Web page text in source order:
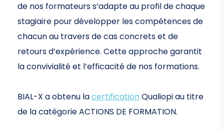
de nos formateurs s’adapte au profil de chaque
stagiaire pour développer les compétences de
chacun au travers de cas concrets et de
retours d’expérience. Cette approche garantit
la convivialité et l’efficacité de nos formations.
BIAL-X a obtenu lacertification Qualiopi au titre
de la catégorie ACTIONS DE FORMATION.